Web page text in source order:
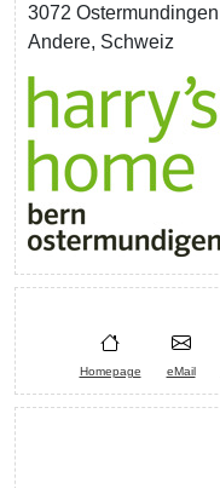
3072 Ostermundingen
Andere, Schweiz
Homepage eMail